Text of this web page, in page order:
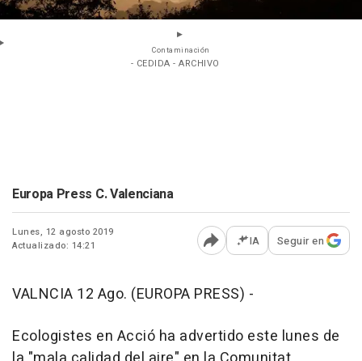
Contaminación
- CEDIDA - ARCHIVO
Europa Press C. Valenciana
Lunes, 12 agosto 2019
Actualizado: 14:21
Abrir opciones para
IA Seguir en
VALNCIA 12 Ago. (EUROPA PRESS) -
Ecologistes en Acció ha advertido este lunes de